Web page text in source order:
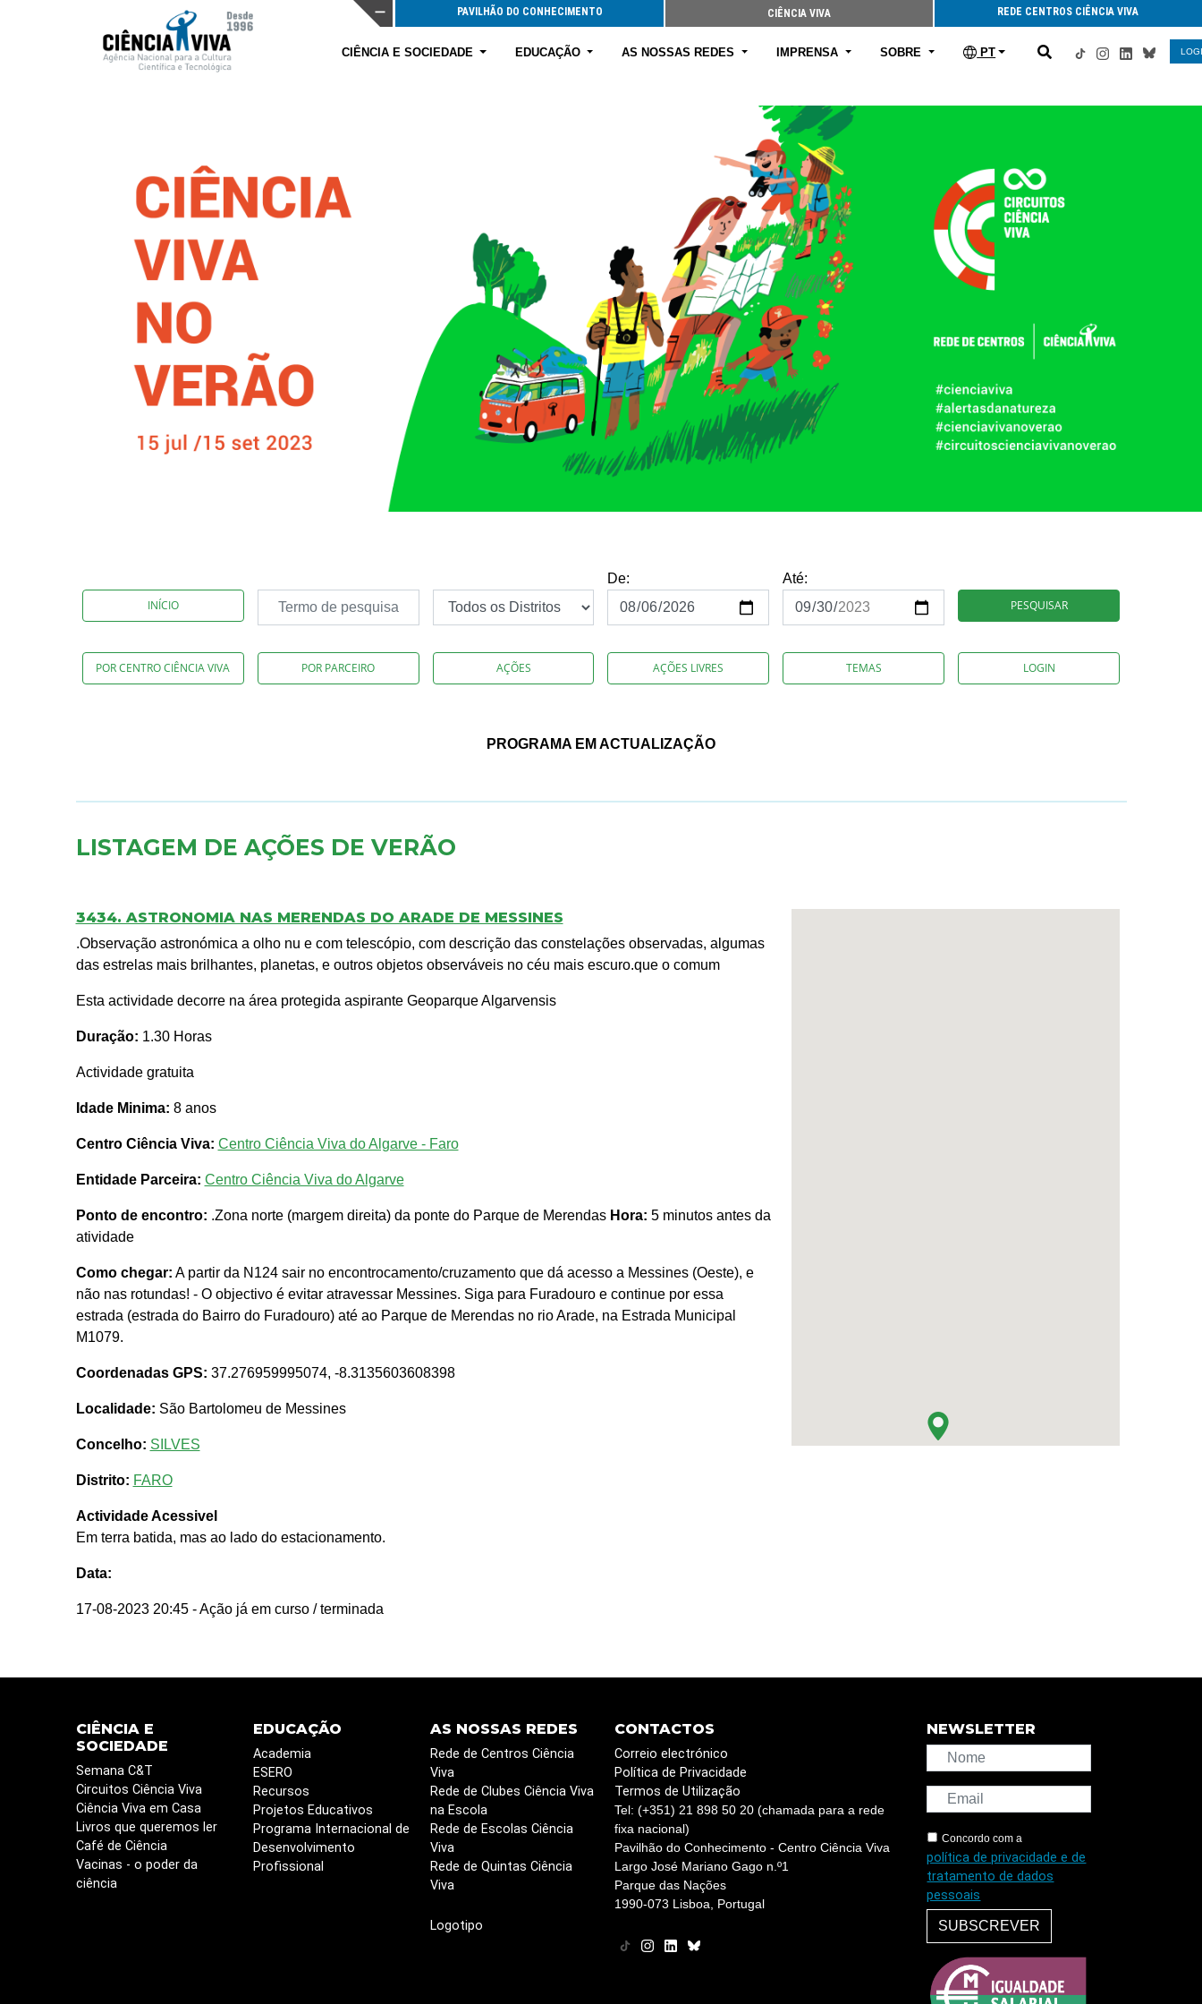
PAVILHÃO DO CONHECIMENTO CIÊNCIA VIVA REDE CENTROS CIÊNCIA VIVA
CIÊNCIA E SOCIEDADE EDUCAÇÃO AS NOSSAS REDES IMPRENSA SOBRE PT
INÍCIO
De:
Até:
PESQUISAR
POR CENTRO CIÊNCIA VIVA POR PARCEIRO AÇÕES AÇÕES LIVRES TEMAS LOGIN
PROGRAMA EM ACTUALIZAÇÃO
LISTAGEM DE AÇÕES DE VERÃO
3434. ASTRONOMIA NAS MERENDAS DO ARADE DE MESSINES
.Observação astronómica a olho nu e com telescópio, com descrição das constelações observadas, algumas
das estrelas mais brilhantes, planetas, e outros objetos observáveis no céu mais escuro.que o comum
Esta actividade decorre na área protegida aspirante Geoparque Algarvensis
Duração: 1.30 Horas
Actividade gratuita
Idade Minima: 8 anos
Centro Ciência Viva: Centro Ciência Viva do Algarve - Faro
Entidade Parceira: Centro Ciência Viva do Algarve
Ponto de encontro: .Zona norte (margem direita) da ponte do Parque de Merendas Hora: 5 minutos antes da
atividade
Como chegar: A partir da N124 sair no encontrocamento/cruzamento que dá acesso a Messines (Oeste), e
não nas rotundas! - O objectivo é evitar atravessar Messines. Siga para Furadouro e continue por essa
estrada (estrada do Bairro do Furadouro) até ao Parque de Merendas no rio Arade, na Estrada Municipal
M1079.
Coordenadas GPS: 37.276959995074, -8.3135603608398
Localidade: São Bartolomeu de Messines
Concelho: SILVES
Distrito: FARO
Actividade Acessivel
Em terra batida, mas ao lado do estacionamento.
Data:
17-08-2023 20:45 - Ação já em curso / terminada
CIÊNCIA E
SOCIEDADE
Semana C&T
Circuitos Ciência Viva
Ciência Viva em Casa
Livros que queremos ler
Café de Ciência
Vacinas - o poder da
ciência
EDUCAÇÃO
Academia
ESERO
Recursos
Projetos Educativos
Programa Internacional de
Desenvolvimento
Profissional
AS NOSSAS REDES
Rede de Centros Ciência
Viva
Rede de Clubes Ciência Viva
na Escola
Rede de Escolas Ciência
Viva
Rede de Quintas Ciência
Viva
Logotipo
CONTACTOS
Correio electrónico
Política de Privacidade
Termos de Utilização
Tel: (+351) 21 898 50 20 (chamada para a rede
fixa nacional)
Pavilhão do Conhecimento - Centro Ciência Viva
Largo José Mariano Gago n.º1
Parque das Nações
1990-073 Lisboa, Portugal
NEWSLETTER
Concordo com a
política de privacidade e de
tratamento de dados
pessoais
SUBSCREVER